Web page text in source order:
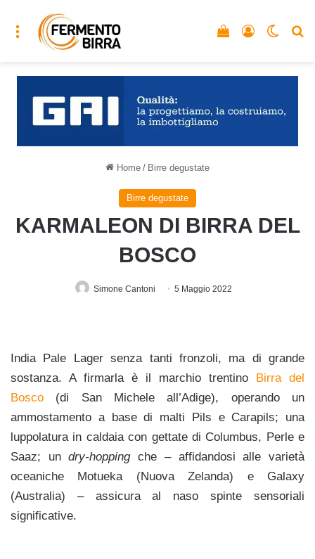
Menu Accedi
Vedi il carrello
Home / Birre degustate
Birre degustate
KARMALEON DI BIRRA DEL
BOSCO
Simone Cantoni 5 Maggio 2022
India Pale Lager senza tanti fronzoli, ma di grande
sostanza. A firmarla è il marchio trentino Birra del
Bosco (di San Michele all’Adige), operando un
ammostamento a base di malti Pils e Carapils; una
luppolatura in caldaia con gettate di Columbus, Perle e
Saaz; undry-hoppingche – affidandosi alle varietà
oceaniche Motueka (Nuova Zelanda) e Galaxy
(Australia) – assicura al naso spinte sensoriali
significative.